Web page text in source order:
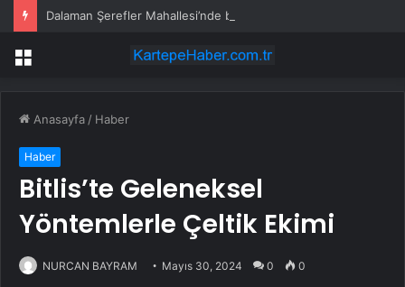
Dalaman Şerefler Mahallesi’nde basınç sorunu giderildi
Menü
Anasayfa / Haber
Haber
Bitlis’te Geleneksel
Yöntemlerle Çeltik Ekimi
NURCAN BAYRAM Mayıs 30, 2024 0 0